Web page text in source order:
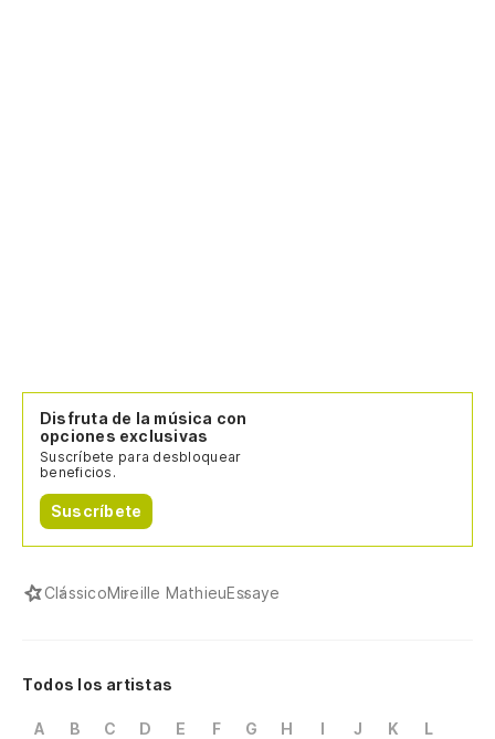
Disfruta de la música con
opciones exclusivas
Suscríbete para desbloquear
beneficios.
Suscríbete
ClássicoMireille MathieuEssaye
Todos los artistas
A B C D E F G H I J K
L